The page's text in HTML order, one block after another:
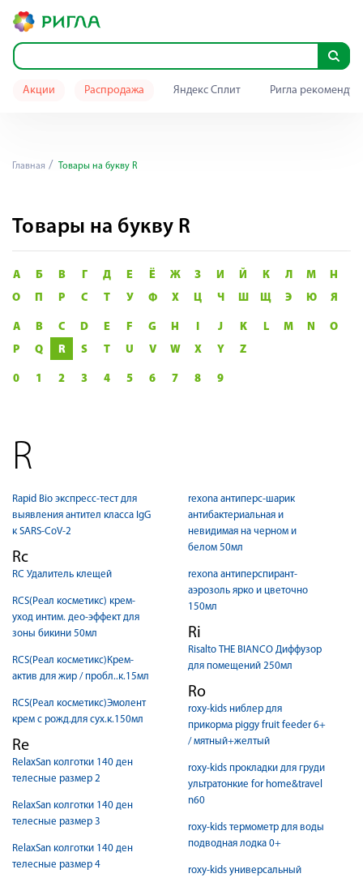
Акции Распродажа Яндекс Сплит Ригла
Главная Товары на букву R
Товары на букву R
А Б В Г Д Е Ё Ж З И Й К Л М
Н
О
П Р С Т У Ф Х Ц Ч Ш Щ Э Ю Я
A B C D E F G H I J K L M N
O
P
Q R S T U V W X Y Z
0 1 2 3 4 5 6 7 8 9
R
Rapid Bio экспресс-тест для
выявления антител класса IgG
к SARS-CoV-2
Rc
RC Удалитель клещей
RCS(Реал косметикс) крем-
уход интим. део-эффект для
зоны бикини 50мл
RCS(Реал косметикс)Крем-
актив для жир / пробл..к.15мл
RCS(Реал косметикс)Эмолент
крем с рожд.для сух.к.150мл
Re
RelaxSan колготки 140 ден
телесные размер 2
RelaxSan колготки 140 ден
телесные размер 3
RelaxSan колготки 140 ден
телесные размер 4
rexona антиперс-шарик
антибактериальная и
невидимая на черном и
белом 50мл
rexona антиперспирант-
аэрозоль ярко и цветочно
150мл
Ri
Risalto THE BIANCO Диффузор
для помещений 250мл
Ro
roxy-kids ниблер для
прикорма piggy fruit feeder 6+
/ мятный+желтый
roxy-kids прокладки для груди
ультратонкие for home&travel
n60
roxy-kids термометр для воды
подводная лодка 0+
roxy-kids универсальный